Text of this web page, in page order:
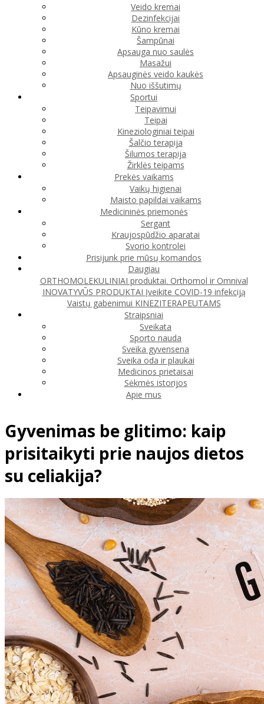
Veido kremai
Dezinfekcijai
Kūno kremai
Šampūnai
Apsauga nuo saulės
Masažui
Apsauginės veido kaukės
Nuo iššutimų
Sportui
Teipavimui
Teipai
Kineziologiniai teipai
Šalčio terapija
Šilumos terapija
Žirklės teipams
Prekės vaikams
Vaikų higienai
Maisto papildai vaikams
Medicininės priemonės
Sergant
Kraujospūdžio aparatai
Svorio kontrolei
Prisijunk prie mūsų komandos
Daugiau
ORTHOMOLEKULINIAI produktai. Orthomol ir Omnival
INOVATYVŪS PRODUKTAI Įveikite COVID-19 infekciją
Vaistų gabenimui KINEZITERAPEUTAMS
Straipsniai
Sveikata
Sporto nauda
Sveika gyvensena
Sveika oda ir plaukai
Medicinos prietaisai
Sėkmės istorijos
Apie mus
Gyvenimas be glitimo: kaip
prisitaikyti prie naujos dietos
su celiakija?